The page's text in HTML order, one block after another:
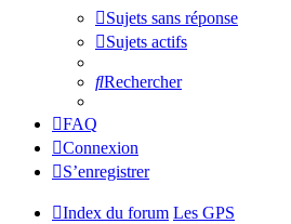
Sujets sans réponse
Sujets actifs
Rechercher
FAQ
Connexion
S’enregistrer
Index du forum Les GPS